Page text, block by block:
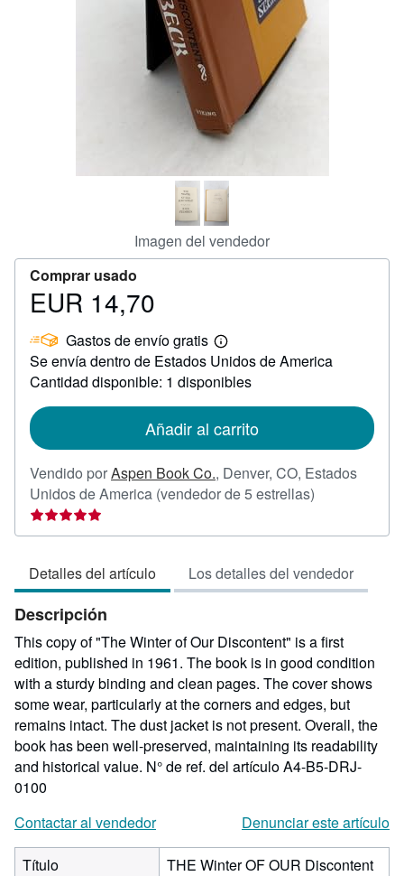
Imagen del vendedor
Comprar usado
Precio
14,70
EUR 14,70
Gastos de envío gratis
Más
información
sobre
las
envío
Se envía dentro de Estados Unidos de America
Cantidad disponible: 1 disponibles
Añadir al carrito
Vendido porAspen Book Co., Denver, CO, Estados
Unidos de America (vendedor de 5 estrellas)
vendedor:
de
5
Detalles del artículo Los detalles del vendedor
Descripción
This copy of "The Winter of Our Discontent" is a first
edition, published in 1961. The book is in good condition
with a sturdy binding and clean pages. The cover shows
some wear, particularly at the corners and edges, but
remains intact. The dust jacket is not present. Overall, the
book has been well-preserved, maintaining its readability
and historical value. N° de ref. del artículo A4-B5-DRJ-
0100
Contactar al vendedor
Denunciar este artículo
Título
THE Winter OF OUR Discontent